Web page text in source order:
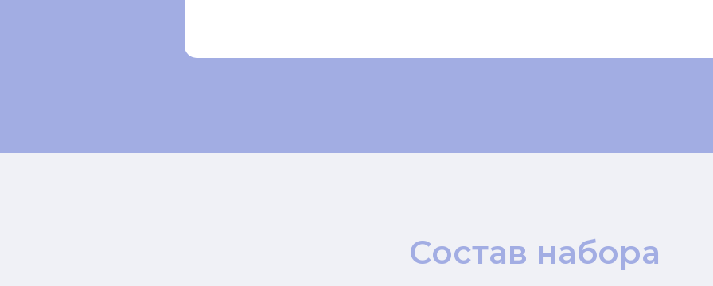
Состав набора